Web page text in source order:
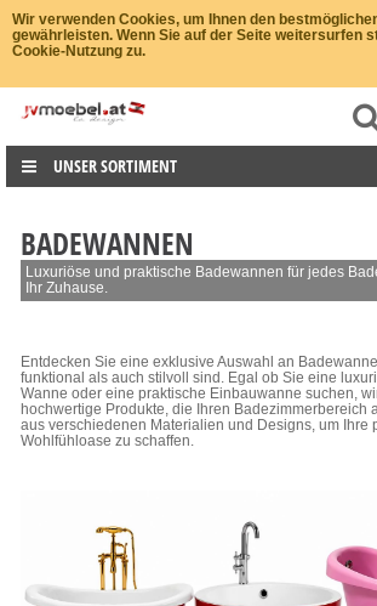
Wir verwenden Cookies, um Ihnen den
gewährleisten. Wenn Sie auf der Seite weitersurfen
Cookie-Nutzung zu.
UNSER SORTIMENT
BADEWANNEN
Luxuriöse und praktische Badewannen für jedes
Ihr Zuhause.
Entdecken Sie eine exklusive Auswahl an
funktional als auch stilvoll sind. Egal ob Sie eine
Wanne oder eine praktische Einbauwanne suchen,
hochwertige Produkte, die Ihren Badezimmerbereich
aus verschiedenen Materialien und Designs, um Ihre
Wohlfühloase zu schaffen.